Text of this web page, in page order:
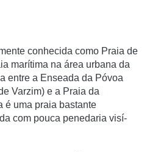
conhecida como Praia de
marí­tima na área urbana da
entre a Enseada da Póvoa
Varzim) e a Praia da
é uma praia bastante
com pouca penedaria visí­